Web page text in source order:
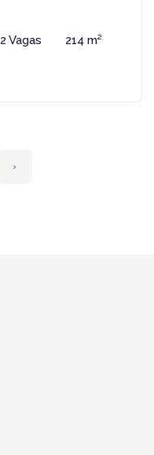
2 Vagas 214 m²
›